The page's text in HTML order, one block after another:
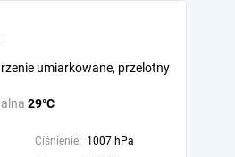
29°C
umiarkowane, przelotny
Ciśnienie: 1007 hPa